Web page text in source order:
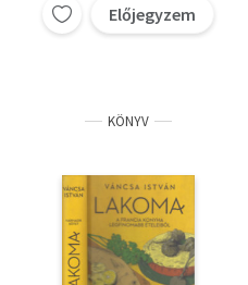
Előjegyzem
KÖNYV